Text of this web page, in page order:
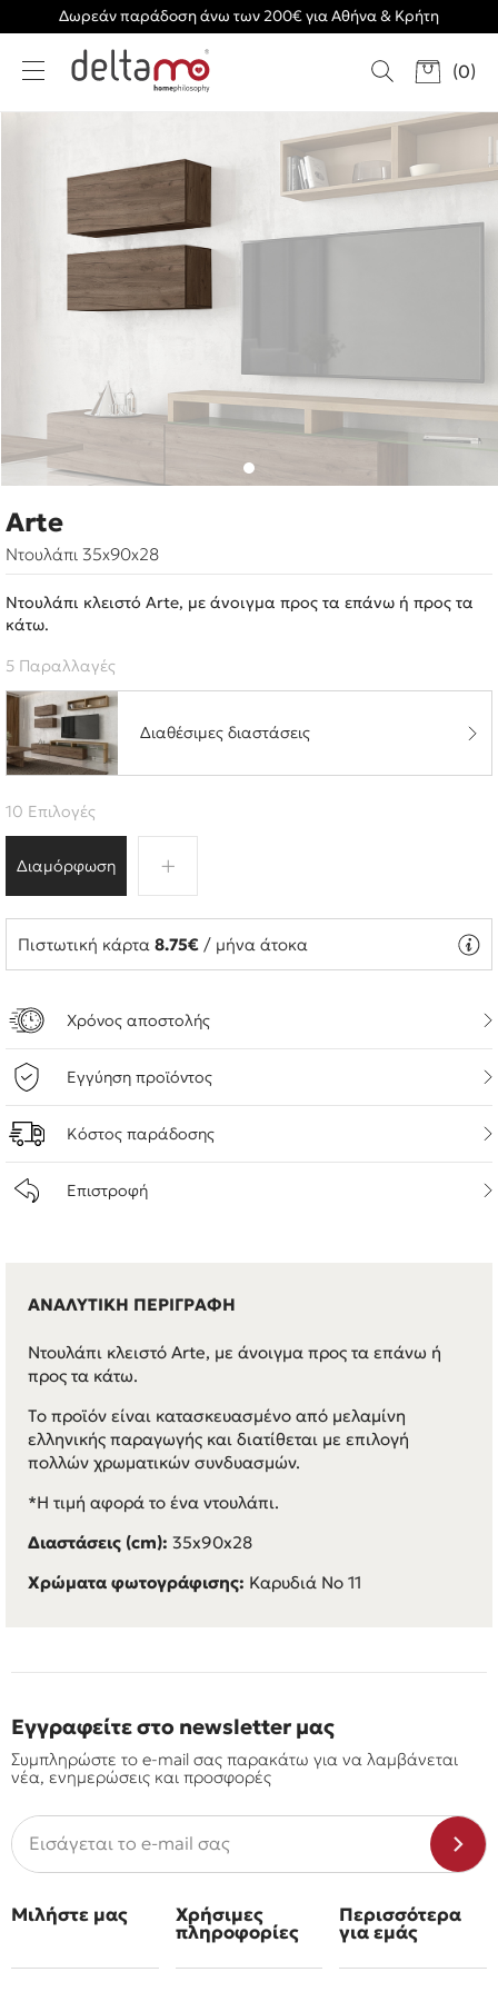
Δωρεάν παράδοση άνω των 200€ για Αθήνα & Κρήτη
(0)
Arte
Ντουλάπι 35x90x28
Ντουλάπι κλειστό Arte, με άνοιγμα προς τα επάνω ή προς τα
κάτω.
5 Παραλλαγές
Διαθέσιμες διαστάσεις
Διαμόρφωση
10 Επιλογές
Πιστωτική κάρτα 8.75€ / μήνα άτοκα
Χρόνος αποστολής
Εγγύηση προϊόντος
Κόστος παράδοσης
Επιστροφή
ΑΝΑΛΥΤΙΚΗ ΠΕΡΙΓΡΑΦΗ
Ντουλάπι κλειστό Arte, με άνοιγμα προς τα επάνω ή
προς τα κάτω.
Τo προϊόν είναι κατασκευασμένo από μελαμίνη
ελληνικής παραγωγής και διατίθεται με επιλογή
πολλών χρωματικών συνδυασμών.
*Η τιμή αφορά το ένα ντουλάπι.
Διαστάσεις (cm): 35x90x28
Χρώματα φωτογράφισης: Καρυδιά Νο 11
Εγγραφείτε στο newsletter μας
Συμπληρώστε το e-mail σας παρακάτω για να λαμβάνεται
νέα, ενημερώσεις και προσφορές
Μιλήστε μας Χρήσιμες
πληροφορίες
Περισσότερα
για εμάς